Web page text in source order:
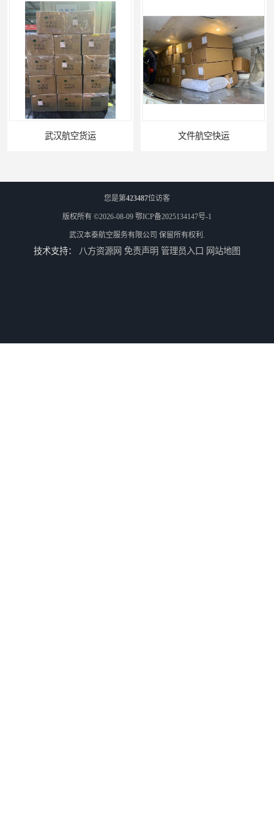
武汉航空货运 文件航空快运
您是第423487位访客
版权所有 ©2026-08-09 鄂ICP备2025134147号-1
武汉本泰航空服务有限公司 保留所有权利.
技术支持： 八方资源网 免责声明 管理员入口 网站地图